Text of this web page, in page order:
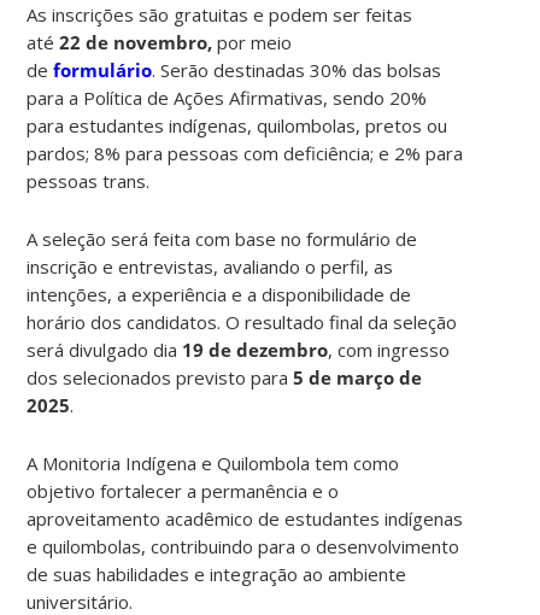
As inscrições são gratuitas e podem ser feitas
até22 de novembro,por meio
deformulário. Serão destinadas 30% das bolsas
para a Política de Ações Afirmativas, sendo 20%
para estudantes indígenas, quilombolas, pretos ou
pardos; 8% para pessoas com deficiência; e 2% para
pessoas trans.
A seleção será feita com base no formulário de
inscrição e entrevistas, avaliando o perfil, as
intenções, a experiência e a disponibilidade de
horário dos candidatos.O resultado final da seleção
será divulgado dia 19 de dezembro, com ingresso
dos selecionados previsto para5 de março de
2025.
A Monitoria Indígena e Quilombola tem como
objetivo fortalecer a permanência e o
aproveitamento acadêmico de estudantes indígenas
e quilombolas, contribuindo para o desenvolvimento
de suas habilidades e integração ao ambiente
universitário.